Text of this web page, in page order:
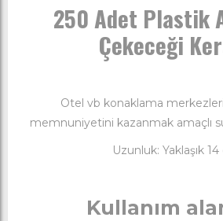
250 Adet Plastik
Çekeceği
Otel vb konaklama
memnuniyetini kazanmak amaçlı
Uzunluk: Yaklaşık
Kullanım